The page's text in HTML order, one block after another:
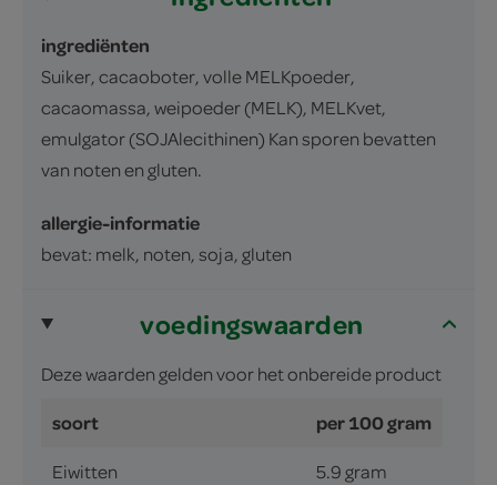
ingrediënten
Suiker, cacaoboter, volle MELKpoeder,
cacaomassa, weipoeder (MELK), MELKvet,
emulgator (SOJAlecithinen) Kan sporen bevatten
van noten en gluten.
allergie-informatie
bevat: melk, noten, soja, gluten
voedingswaarden
Deze waarden gelden voor het onbereide product
soort per 100 gram
Eiwitten 5.9 gram